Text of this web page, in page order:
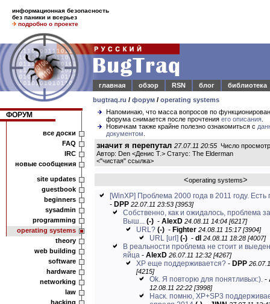
информационная безопасность
без паники и всерьез
подробно о проекте
главная обзор RSN блог
библиотека
bugtraq.ru / форум / operating systems
ФОРУМ
все доски
FAQ
IRC
новые сообщения
site updates
guestbook
beginners
sysadmin
programming
operating systems
theory
web building
software
hardware
networking
law
hacking
Напоминаю, что масса вопросов по
форума снимается после прочтения его описания
Новичкам также крайне полезно ознакомиться с
документом
значит я перепутал 27.07.11 20:55 Число
Автор: Den <Денис Т.> Статус: The Elderman
<"чистая" ссылка>
<operating systems>
[WinXP] Проблема 2000 года в 2011 году. Есть
- DPP 22.07.11 23:53 [3953]
Собственно, как и ожидалось, проблема
Выш... (-) - AlexD 24.08.11 14:04 [6217]
URL? (-) - Fighter 24.08.11 15:17 [3904]
URL [url] (-) - dl 24.08.11 18:28 [4007]
В реальности проблема не стоит и
яйца - AlexD 26.07.11 12:32 [4267]
ХР еще поддерживается? - DPP
[4215]
Ok. Я повторю для понятливых:). -
12.08.11 22:22 [3998]
Наск. помню, XP+SP3